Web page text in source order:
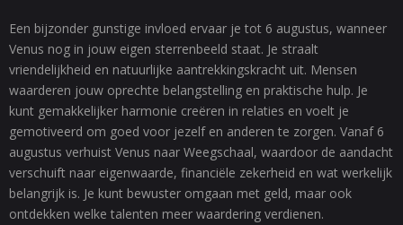
Een bijzonder gunstige invloed ervaar je tot 6 augustus, wanneer
Venus nog in jouw eigen sterrenbeeld staat. Je straalt
vriendelijkheid en natuurlijke aantrekkingskracht uit. Mensen
waarderen jouw oprechte belangstelling en praktische hulp. Je
kunt gemakkelijker harmonie creëren in relaties en voelt je
gemotiveerd om goed voor jezelf en anderen te zorgen. Vanaf 6
augustus verhuist Venus naar Weegschaal, waardoor de aandacht
verschuift naar eigenwaarde, financiële zekerheid en wat werkelijk
belangrijk is. Je kunt bewuster omgaan met geld, maar ook
ontdekken welke talenten meer waardering verdienen.